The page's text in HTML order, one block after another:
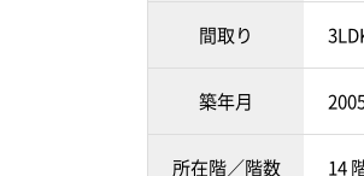
間取り
築年月
所在階／階数 14